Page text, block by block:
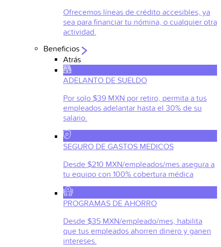
Ofrecemos líneas de crédito accesibles, ya
sea para financiar tu nómina, o cualquier otra
actividad.
Beneficios
Atrás
ADELANTO DE SUELDO
Por solo $39 MXN por retiro, permita a tus
empleados adelantar hasta el 30% de su
salario.
SEGURO DE GASTOS MEDICOS
Desde $210 MXN/empleados/mes asegura a
tu equipo con 100% cobertura médica
PROGRAMAS DE AHORRO
Desde $35 MXN/empleado/mes, habilita
que tus empleados ahorren dinero y ganen
intereses.